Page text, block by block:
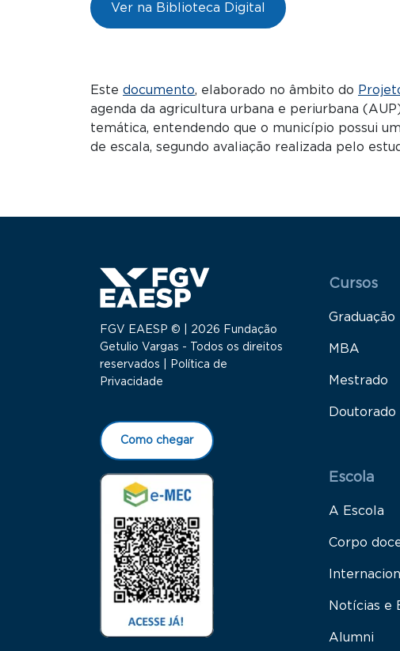
Ver na Biblioteca Digital
Este documento, elaborado no âmbito do
agenda da agricultura urbana e periurbana
temática, entendendo que o município possui
de escala, segundo avaliação realizada pelo
FGV EAESP © | 2026 Fundação
Getulio Vargas - Todos os direitos
reservados |
Política de
Privacidade
Como chegar
Menu
Cursos
Graduação
MBA
Mestrado
Doutorado
Escola
A Escola
Corpo
Notícias e
Alumni